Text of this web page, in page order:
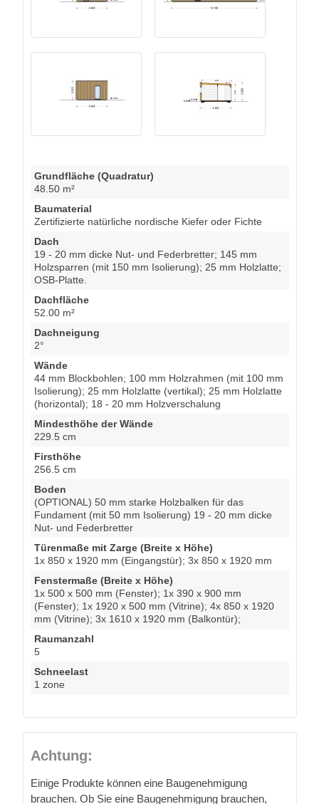
Grundfläche (Quadratur)
48.50 m²
Baumaterial
Zertifizierte natürliche nordische Kiefer oder Fichte
Dach
19 - 20 mm dicke Nut- und Federbretter; 145 mm
Holzsparren (mit 150 mm Isolierung); 25 mm Holzlatte;
OSB-Platte.
Dachfläche
52.00 m²
Dachneigung
2°
Wände
44 mm Blockbohlen; 100 mm Holzrahmen (mit 100 mm
Isolierung); 25 mm Holzlatte (vertikal); 25 mm Holzlatte
(horizontal); 18 - 20 mm Holzverschalung
Mindesthöhe der Wände
229.5 cm
Firsthöhe
256.5 cm
Boden
(OPTIONAL) 50 mm starke Holzbalken für das
Fundament (mit 50 mm Isolierung) 19 - 20 mm dicke
Nut- und Federbretter
Türenmaße mit Zarge (Breite x Höhe)
1x 850 x 1920 mm (Eingangstür); 3x 850 x 1920 mm
Fenstermaße (Breite x Höhe)
1x 500 x 500 mm (Fenster); 1x 390 x 900 mm
(Fenster); 1x 1920 x 500 mm (Vitrine); 4x 850 x 1920
mm (Vitrine); 3x 1610 x 1920 mm (Balkontür);
Raumanzahl
5
Schneelast
1 zone
Achtung:
Einige Produkte können eine Baugenehmigung
brauchen. Ob Sie eine Baugenehmigung brauchen,